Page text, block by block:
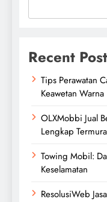
Recent
Tips Perawatan
Keawetan Warna
OLXMobbi Jual
Lengkap
Towing Mobil:
Keselamatan
ResolusiWeb